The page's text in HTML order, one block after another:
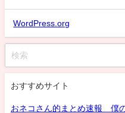
WordPress.org
おすすめサイト
おネコさん的まとめ速報 僕